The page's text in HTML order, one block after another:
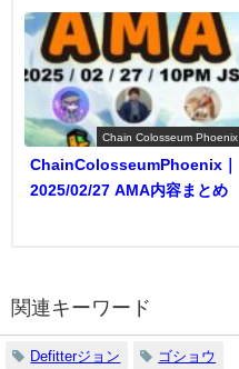
Chain Colosseum Phoenix
ChainColosseumPhoenix｜
2025/02/27 AMA内容まとめ
関連キーワード
Defitterジョン ゴショウ